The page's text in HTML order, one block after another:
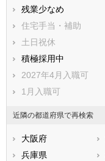
残業少なめ
住宅手当・補助
土日祝休
積極採用中
2027年4月入職可
1月入職可
近隣の都道府県で再検索
大阪府
兵庫県